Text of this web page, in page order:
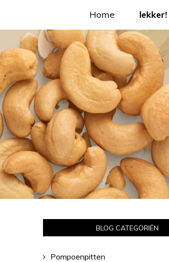
Home lekker!
BLOG CATEGORIËN
Pompoenpitten